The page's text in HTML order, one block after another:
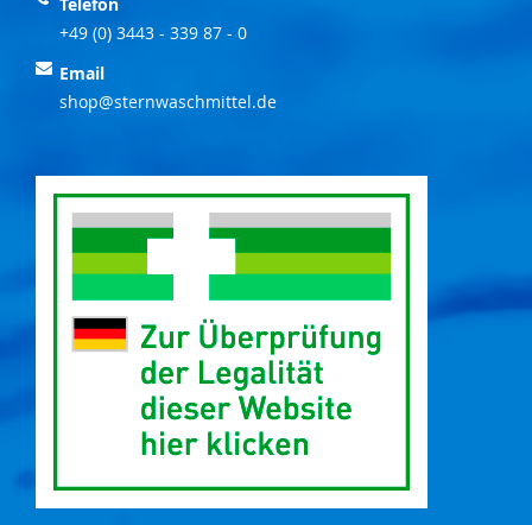
+49 (0) 3443 - 339 87 - 0
Email
shop@sternwaschmittel.de